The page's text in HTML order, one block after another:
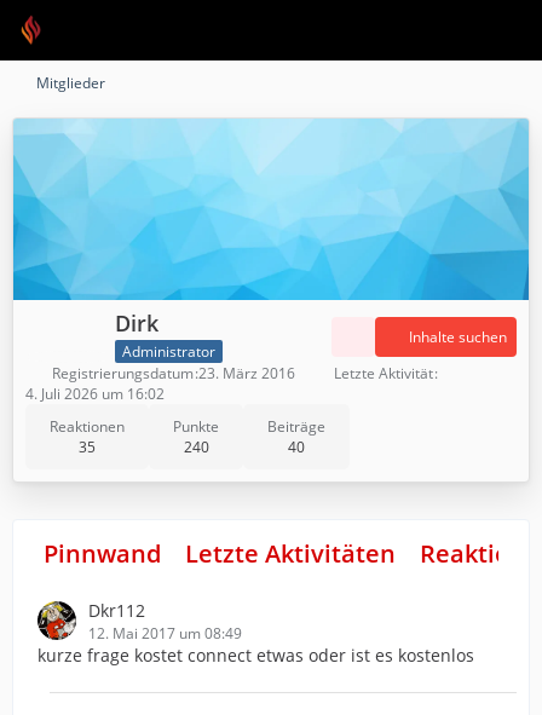
Mitglieder
Dirk
Administrator
Reaktionen
35
Punkte
240
Beiträge
40
Inhalte suchen
Registrierungsdatum 23. März 2016
Letzte Aktivität
4. Juli 2026 um 16:02
Pinnwand Letzte Aktivitäten
Dkr112
12. Mai 2017 um 08:49
kurze frage kostet connect etwas oder ist es kostenlos